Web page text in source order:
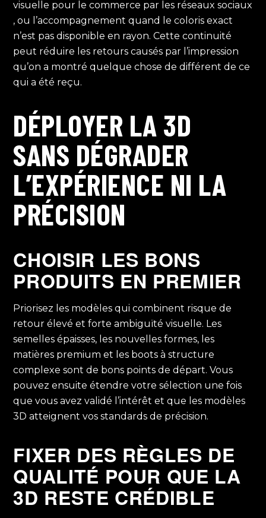
visuelle pour le commerce par les réseaux sociaux
, ou l’accompagnement quand le coloris exact
n’est pas disponible en rayon. Cette continuité
peut réduire les retours causés par l’impression
qu’on a montré quelque chose de différent de ce
qui a été reçu.
DÉPLOYER LA 3D
SANS DÉGRADER
L’EXPÉRIENCE NI LA
PRÉCISION
CHOISIR LES BONS
PRODUITS EN PREMIER
Priorisez les modèles qui combinent risque de
retour élevé et forte ambiguïté visuelle. Les
semelles épaisses, les nouvelles formes, les
matières premium et les boots à structure
complexe sont de bons points de départ.Vous
pouvez ensuite étendre votre sélection une fois
que vous avez validé l’intérêt et que les modèles
3D atteignent vos standards de précision.
FIXER DES RÈGLES DE
QUALITÉ POUR QUE LA
3D RESTE CRÉDIBLE